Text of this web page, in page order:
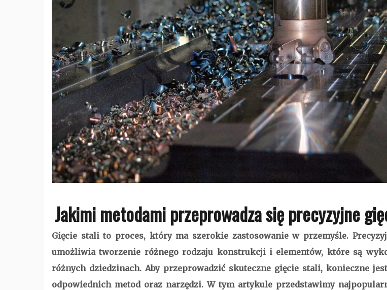
Jakimi metodami przeprowadza się precyzyjne
Gięcie stali to proces, który ma szerokie zastosowanie w przemyśle.
umożliwia tworzenie różnego rodzaju konstrukcji i elementów, które są
różnych dziedzinach. Aby przeprowadzić skuteczne gięcie stali, konieczne
odpowiednich metod oraz narzędzi. W tym artykule przedstawimy